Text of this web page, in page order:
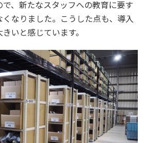
で、新たなスタッフへの教育に要す
くなりました。こうした点も、導入
いと感じています。